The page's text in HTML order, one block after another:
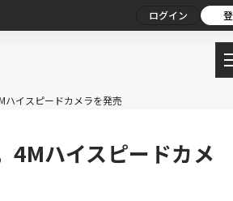
ログイン
ハイスピードカメラを発売
4Mハイスピードカメ